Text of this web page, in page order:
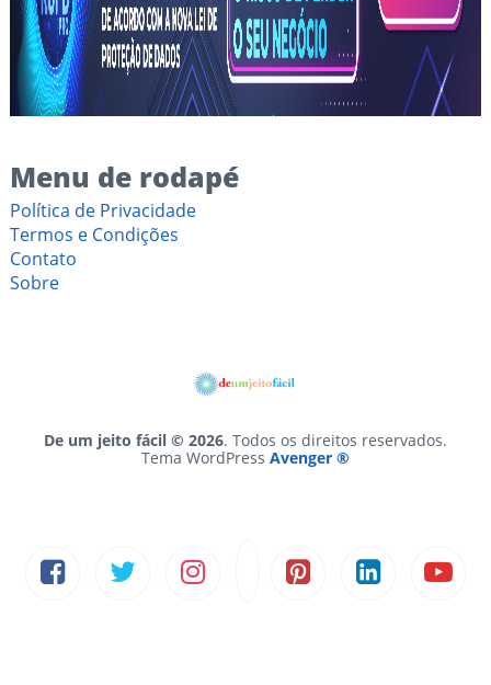
Menu de rodapé
Política de Privacidade
Termos e Condições
Contato
Sobre
De um jeito fácil © 2026. Todos os direitos reservados.
Tema WordPress Avenger ®